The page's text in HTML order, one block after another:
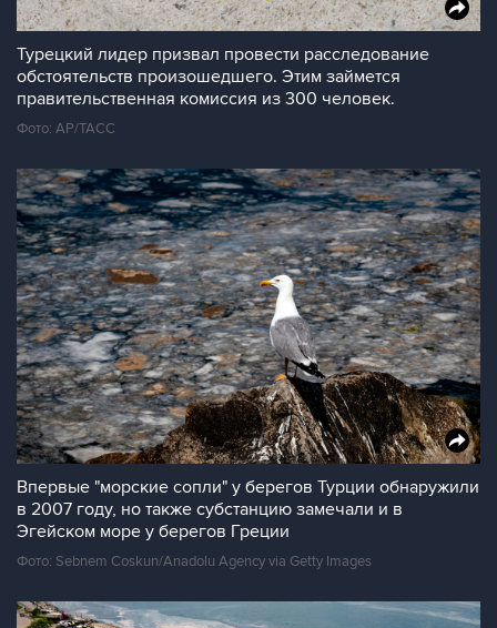
Турецкий лидер призвал провести расследование
обстоятельств произошедшего. Этим займется
правительственная комиссия из 300 человек.
Фото: АР/ТАСС
Впервые "морские сопли" у берегов Турции обнаружили
в 2007 году, но также субстанцию замечали и в
Эгейском море у берегов Греции
Фото: Sebnem Coskun/Anadolu Agency via Getty Images